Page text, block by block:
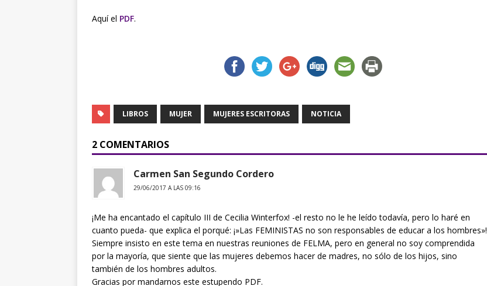
Aquí el PDF.
LIBROS MUJER MUJERES ESCRITORAS NOTICIA
2 COMENTARIOS
Carmen San Segundo Cordero
29/06/2017 A LAS 09:16
¡Me ha encantado el capítulo III de Cecilia Winterfox! -el resto no le he leído todavía, pero lo haré en
cuanto pueda- que explica el porqué: ¡»Las FEMINISTAS no son responsables de educar a los hombres»!
Siempre insisto en este tema en nuestras reuniones de FELMA, pero en general no soy comprendida
por la mayoría, que siente que las mujeres debemos hacer de madres, no sólo de los hijos, sino
también de los hombres adultos.
Gracias por mandarnos este estupendo PDF.